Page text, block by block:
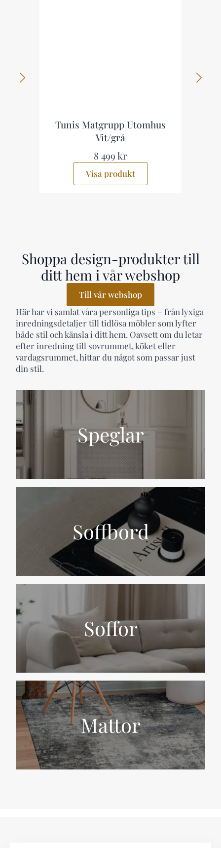
Tunis Matgrupp Utomhus
Vit/grå
8 499 kr
Visa produkt
Speglar
Soffbord
Soffor
Mattor
Shoppa design-produkter till
ditt hem i vår webshop
Till vår webshop
Här har vi samlat våra personliga tips – från lyxiga
inredningsdetaljer till tidlösa möbler som lyfter
både stil och känsla i ditt hem. Oavsett om du letar
efter inredning till sovrummet, köket eller
vardagsrummet, hittar du något som passar just
din stil.